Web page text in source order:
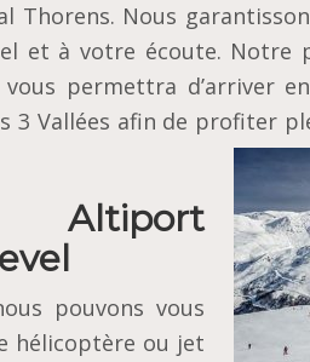
Thorens. Nous
et à votre écoute. Notre
permettra d’arriver
3 Vallées afin de profiter
pouvons vous
hélicoptère ou jet